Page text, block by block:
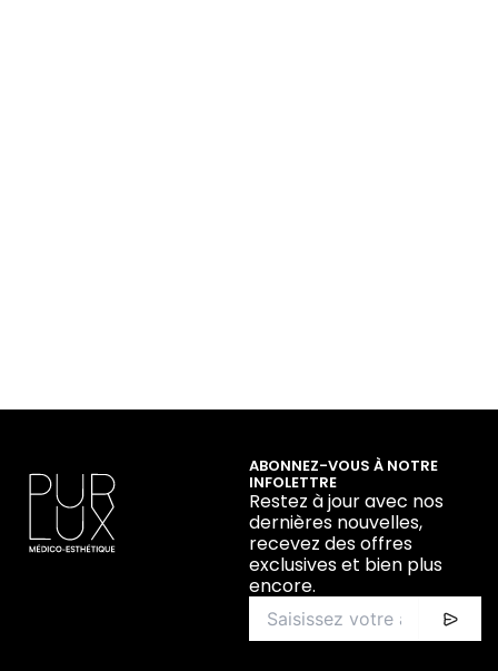
ABONNEZ-VOUS À NOTRE
INFOLETTRE
Restez à jour avec nos
dernières nouvelles,
recevez des offres
exclusives et bien plus
encore.